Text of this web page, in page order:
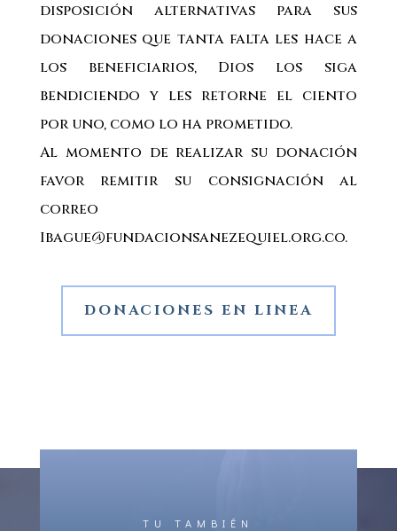
disposición alternativas para sus
donaciones que tanta falta les hace a
los beneficiarios, Dios los siga
bendiciendo y les retorne el ciento
por uno, como lo ha prometido.
Al momento de realizar su donación
favor remitir su consignación al
correo
Ibague@fundacionsanezequiel.org.co.
DONACIONES EN LINEA
TU TAMBIÉN